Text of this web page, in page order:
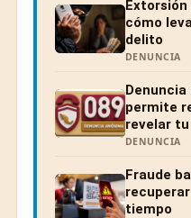
cómo
delito
DENUNCIA
permite
revelar
DENUNCIA
Fraude
tiempo